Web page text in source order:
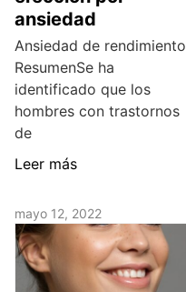
ansiedad
Ansiedad de rendimiento
ResumenSe ha
identificado que los
hombres con trastornos
de
Leer más
mayo 12, 2022